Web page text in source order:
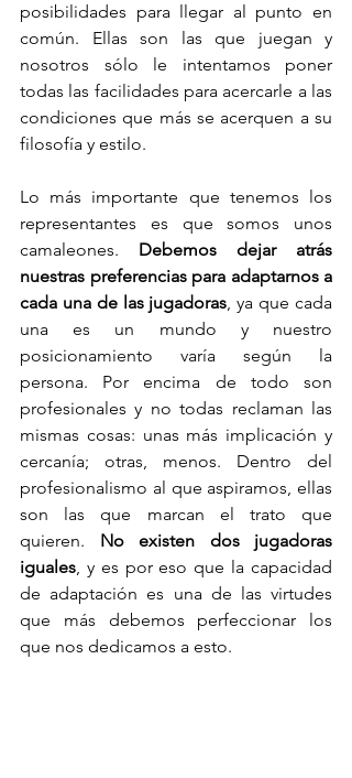
posibilidades para llegar al punto en
común. Ellas son las que juegan y
nosotros sólo le intentamos poner
todas las facilidades para acercarle a las
condiciones que más se acerquen a su
filosofía y estilo.
Lo más importante que tenemos los
representantes es que somos unos
camaleones. Debemos dejar atrás
nuestras preferencias para adaptarnos a
cada una de las jugadoras, ya que cada
una es un mundo y nuestro
posicionamiento varía según la
persona. Por encima de todo son
profesionales y no todas reclaman las
mismas cosas: unas más implicación y
cercanía; otras, menos. Dentro del
profesionalismo al que aspiramos, ellas
son las que marcan el trato que
quieren. No existen dos jugadoras
iguales, y es por eso que la capacidad
de adaptación es una de las virtudes
que más debemos perfeccionar los
que nos dedicamos a esto.